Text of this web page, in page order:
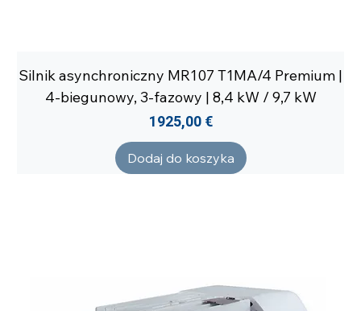
Silnik asynchroniczny MR107 T1MA/4 Premium |
4-biegunowy, 3-fazowy | 8,4 kW / 9,7 kW
Cena
1925,00 €
Dodaj do koszyka